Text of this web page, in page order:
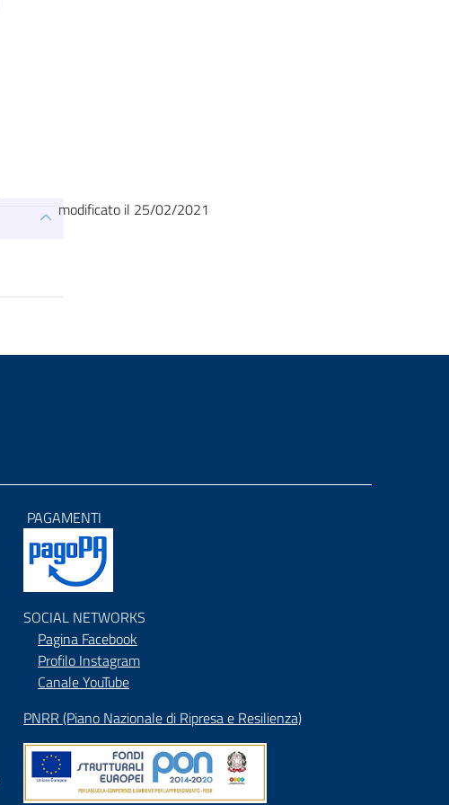
modificato il 25/02/2021
PAGAMENTI
SOCIAL NETWORKS
Pagina Facebook
Profilo Instagram
Canale YouTube
PNRR (Piano Nazionale di Ripresa e Resilienza)